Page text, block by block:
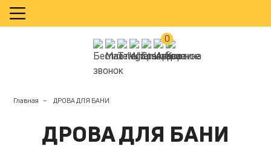
0
Главная ДРОВА ДЛЯ БАНИ
ДРОВА ДЛЯ БАНИ